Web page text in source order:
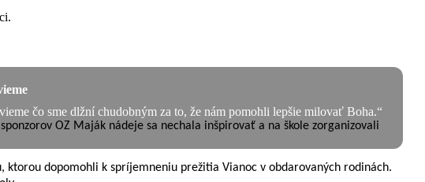
čo sme dlžní chudobným za to, že nám pomohli lepšie milovať Boha.“
sponzorov OZ Maják nádeje sa nechala inšpirovať a na škole zorganizovali
ktorou dopomohli k spríjemneniu prežitia Vianoc v obdarovaných rodinách.